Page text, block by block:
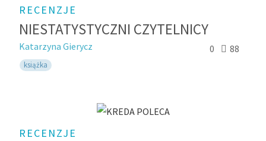
RECENZJE
NIESTATYSTYCZNI CZYTELNICY
Katarzyna Gierycz 0 88
książka
RECENZJE